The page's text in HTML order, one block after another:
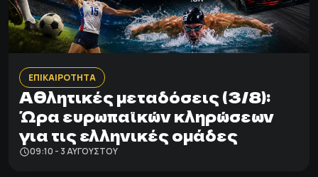
ΕΠΙΚΑΙΡΟΤΗΤΑ
Αθλητικές μεταδόσεις (3/8):
Ώρα ευρωπαϊκών κληρώσεων
για τις ελληνικές ομάδες
09:10 - 3 ΑΥΓΟΎΣΤΟΥ